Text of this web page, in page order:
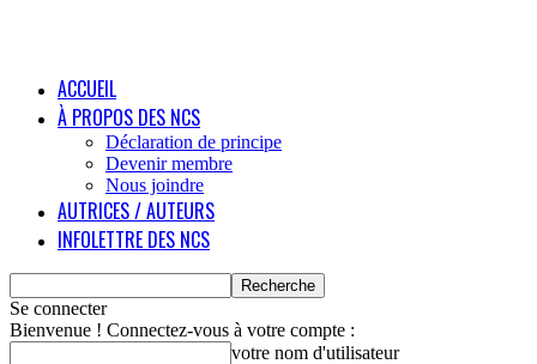
ACCUEIL
À PROPOS DES NCS
Déclaration de principe
Devenir membre
Nous joindre
AUTRICES / AUTEURS
INFOLETTRE DES NCS
Se connecter
Bienvenue ! Connectez-vous à votre compte :
votre nom d'utilisateur